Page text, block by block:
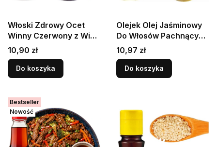
Włoski Zdrowy Ocet
Winny Czerwony z Wina
Czerwonego Do Sałatek
500ml KIER
Cena
10,90 zł
Do koszyka
Olejek Olej Jaśminowy
Do Włosów Pachnący
Pielęgnacja 250ml KTC
Cena
10,97 zł
Do koszyka
Bestseller
Nowość